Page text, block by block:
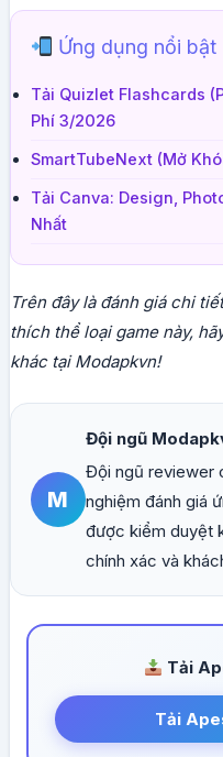
Ứng dụng nổi bật
Tải Quizlet Flashcards
Phí 3/2026
SmartTubeNext (Mở
Tải Canva: Design,
Nhất
Trên đây là đánh giá chi
thích thể loại game này,
khác tại Modapkvn!
M
Đội ngũ
Đội ngũ reviewer
nghiệm đánh giá
được kiểm duyệt
chính xác và
Tải
Tải